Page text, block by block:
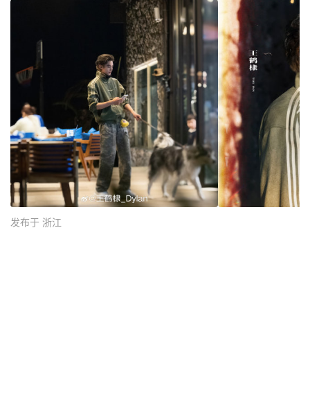
发布于 浙江